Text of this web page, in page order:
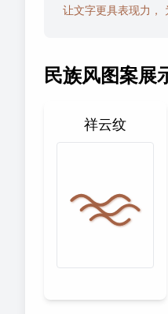
让文字更具表现力，
民族风图案展
祥云纹